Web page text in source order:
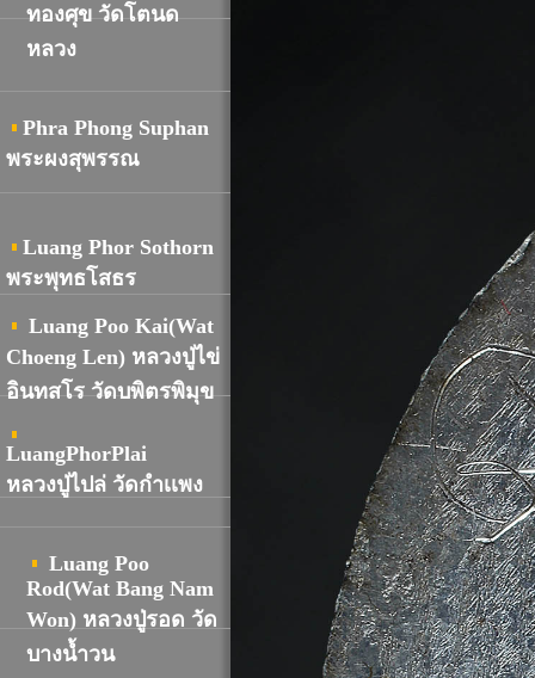
ทองศุข วัดโตนด
หลวง
Phra Phong Suphan
พระผงสุพรรณ
Luang Phor Sothorn
พระพุทธโสธร
Luang Poo Kai(Wat
Choeng Len) หลวงปู่ไข่
อินทสโร วัดบพิตรพิมุข
LuangPhorPlai
หลวงปู่ไปล่ วัดกำเเพง
Luang Poo
Rod(Wat Bang Nam
Won) หลวงปู่รอด วัด
บางน้ำวน